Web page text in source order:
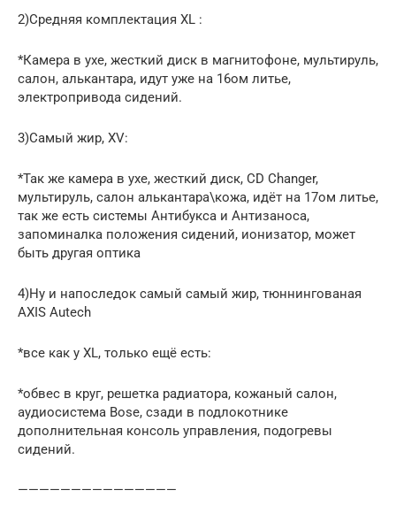
2)Средняя комплектация XL :
*Камера в ухе, жесткий диск в магнитофоне, мультируль,
салон, алькантара, идут уже на 16ом литье,
электропривода сидений.
3)Самый жир, XV:
*Так же камера в ухе, жесткий диск, CD Changer,
мультируль, салон алькантара\кожа, идёт на 17ом литье,
так же есть системы Антибукса и Антизаноса,
запоминалка положения сидений, ионизатор, может
быть другая оптика
4)Ну и напоследок самый самый жир, тюннингованая
AXIS Autech
*все как у XL, только ещё есть:
*обвес в круг, решетка радиатора, кожаный салон,
аудиосистема Bose, сзади в подлокотнике
дополнительная консоль управления, подогревы
сидений.
———————————————